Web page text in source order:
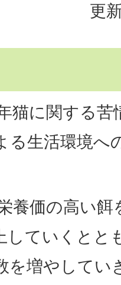
更
猫に関する
る生活環境へ
養価の高い
していくとと
を増やしてい